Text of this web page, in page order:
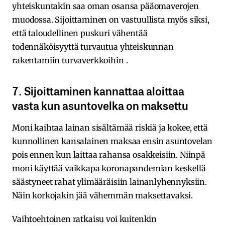
yhteiskuntakin saa oman osansa pääomaverojen
muodossa. Sijoittaminen on vastuullista myös siksi,
että taloudellinen puskuri vähentää
todennäköisyyttä turvautua yhteiskunnan
rakentamiin turvaverkkoihin .
7. Sijoittaminen kannattaa aloittaa
vasta kun asuntovelka on maksettu
Moni kaihtaa lainan sisältämää riskiä ja kokee, että
kunnollinen kansalainen maksaa ensin asuntovelan
pois ennen kun laittaa rahansa osakkeisiin. Niinpä
moni käyttää vaikkapa koronapandemian keskellä
säästyneet rahat ylimääräisiin lainanlyhennyksiin.
Näin korkojakin jää vähemmän maksettavaksi.
Vaihtoehtoinen ratkaisu voi kuitenkin